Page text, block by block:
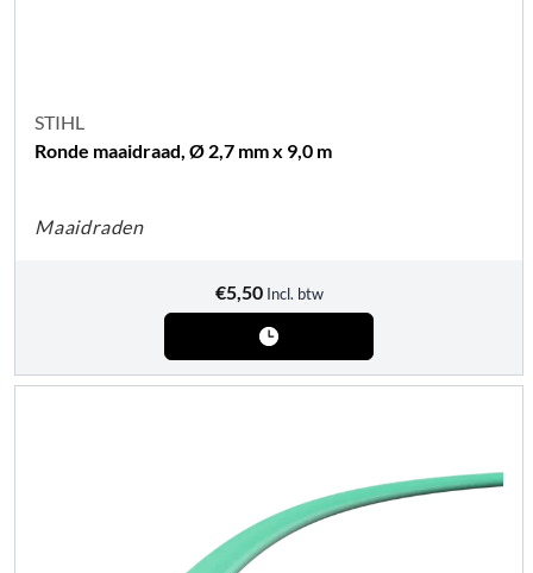
STIHL
Ronde maaidraad, Ø 2,7 mm x 9,0 m
Maaidraden
€5,50 Incl. btw